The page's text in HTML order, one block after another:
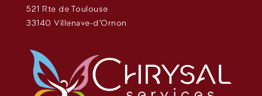
521 Rte de Toulouse
33140 Villenave-d'Ornon